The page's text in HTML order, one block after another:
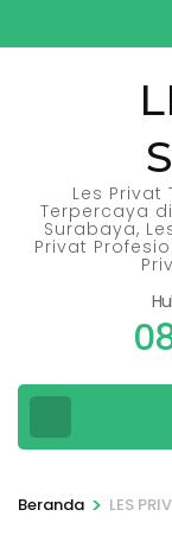
ke
Les Privat
Terpercaya
Surabaya,
Privat
Beranda > LES